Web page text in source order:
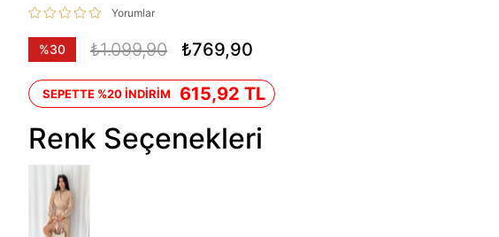
Yorumlar
%30
₺1.099,90 ₺769,90
SEPETTE %20 İNDİRİM 615,92 TL
Renk Seçenekleri